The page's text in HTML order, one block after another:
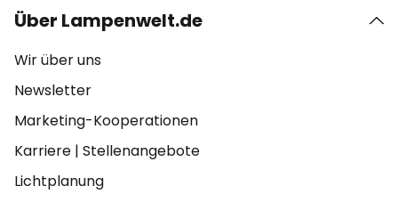
Über Lampenwelt.de
Wir über uns
Newsletter
Marketing-Kooperationen
Karriere | Stellenangebote
Lichtplanung